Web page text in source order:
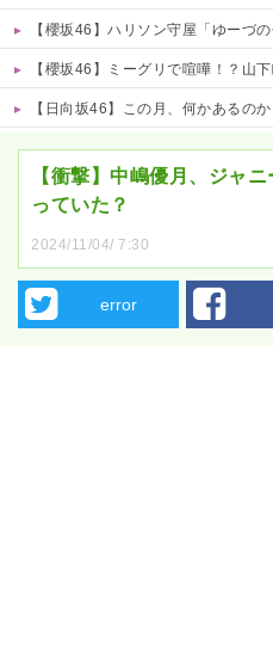
【櫻坂46】ハリソン守屋「ゆーづ
【櫻坂46】ミーグリで喧嘩！？山
【日向坂46】この月、何かあるのか！？
【衝撃】中嶋優月、ジャ
っていた？
2024/11/04/ 7:30
error